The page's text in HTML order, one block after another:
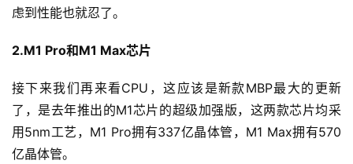
虑到性能也就忍了。
2.M1 Pro和M1 Max芯片
接下来我们再来看CPU，这应该是新款MBP最大的更新
了，是去年推出的M1芯片的超级加强版，这两款芯片均采
用5nm工艺，M1 Pro拥有337亿晶体管，M1 Max拥有570
亿晶体管。